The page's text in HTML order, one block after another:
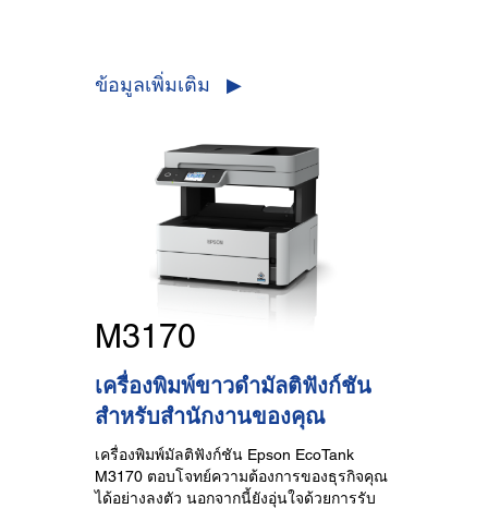
ข้อมูลเพิ่มเติม ▶
M3170
เครื่องพิมพ์ขาวดำมัลติฟังก์ชัน
สำหรับสำนักงานของคุณ
เครื่องพิมพ์มัลติฟังก์ชัน Epson EcoTank
M3170 ตอบโจทย์ความต้องการของธุรกิจคุณ
ได้อย่างลงตัว นอกจากนี้ยังอุ่นใจด้วยการรับ